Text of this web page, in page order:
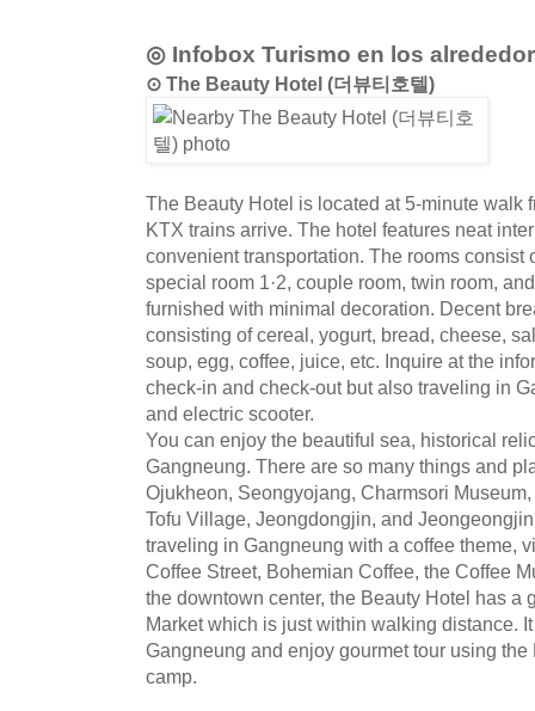
◎ Infobox Turismo en los
⊙ The Beauty Hotel (더뷰티호텔)
The Beauty Hotel is located at 5-minute walk
KTX trains arrive. The hotel features neat
convenient transportation. The rooms consist
special room 1·2, couple room, twin room,
furnished with minimal decoration. Decent
consisting of cereal, yogurt, bread, cheese,
soup, egg, coffee, juice, etc. Inquire at the
check-in and check-out but also traveling in
and electric scooter.
You can enjoy the beautiful sea, historical
Gangneung. There are so many things and
Ojukheon, Seongyojang, Charmsori
Tofu Village, Jeongdongjin, and
traveling in Gangneung with a coffee theme,
Coffee Street, Bohemian Coffee, the Coffee
the downtown center, the Beauty Hotel has a
Market which is just within walking distance.
Gangneung and enjoy gourmet tour using
camp.